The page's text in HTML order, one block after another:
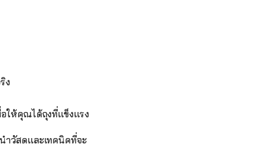
ง
ให้คุณได้ถุงที่แข็งแรง
ำวัสดุและเทคนิคที่จะ